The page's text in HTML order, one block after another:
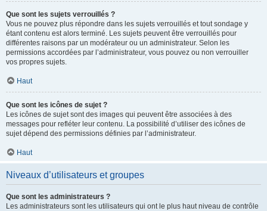
Que sont les sujets verrouillés ?
Vous ne pouvez plus répondre dans les sujets verrouillés et tout sondage y
étant contenu est alors terminé. Les sujets peuvent être verrouillés pour
différentes raisons par un modérateur ou un administrateur. Selon les
permissions accordées par l’administrateur, vous pouvez ou non verrouiller
vos propres sujets.
Haut
Que sont les icônes de sujet ?
Les icônes de sujet sont des images qui peuvent être associées à des
messages pour refléter leur contenu. La possibilité d’utiliser des icônes de
sujet dépend des permissions définies par l’administrateur.
Haut
Niveaux d’utilisateurs et groupes
Que sont les administrateurs ?
Les administrateurs sont les utilisateurs qui ont le plus haut niveau de contrôle